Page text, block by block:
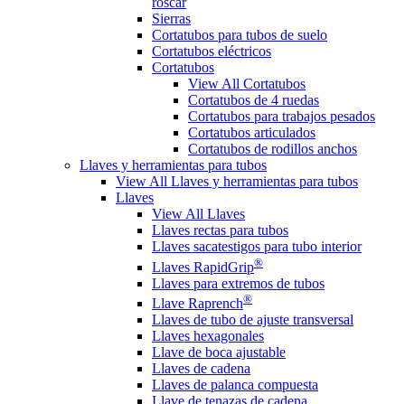
Sierras
Cortatubos para tubos de suelo
Cortatubos eléctricos
Cortatubos
View All Cortatubos
Cortatubos de 4 ruedas
Cortatubos para trabajos pesados
Cortatubos articulados
Cortatubos de rodillos anchos
Llaves y herramientas para tubos
View All Llaves y herramientas para tubos
Llaves
View All Llaves
Llaves rectas para tubos
Llaves sacatestigos para tubo interior
Llaves RapidGrip®
Llaves para extremos de tubos
Llave Raprench®
Llaves de tubo de ajuste transversal
Llaves hexagonales
Llave de boca ajustable
Llaves de cadena
Llaves de palanca compuesta
Llave de tenazas de cadena